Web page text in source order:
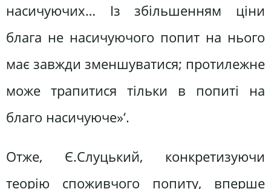
насичуючих… Із збільшенням ціни
блага не насичуючого попит на нього
має завжди зменшуватися; протилежне
може трапитися тільки в попиті на
благо насичуюче»‘.
Отже, Є.Слуцький, конкретизуючи
теорію споживчого попиту, вперше